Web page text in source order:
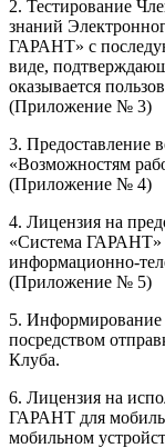
2. Тестирование
знаний
ГАРАНТ» с
виде,
оказывается
(Приложение № 3)
3. Предоставление
«Возможностям
(Приложение № 4)
4. Лицензия на
«Система ГАРАНТ»
информационно-
(Приложение № 5)
5. Информирование
посредством
Клуба.
6. Лицензия на
ГАРАНТ для
мобильном